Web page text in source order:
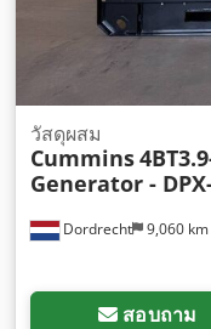
Dordrecht 9,060 km
วัสดุผสม
Cummins
Generator -
สอบถาม